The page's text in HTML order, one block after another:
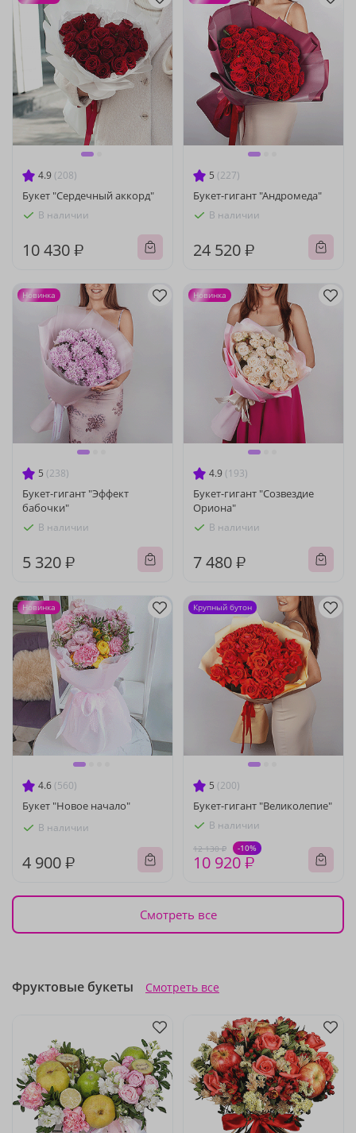
4.9 (208)
Букет "Сердечный аккорд"
В наличии
10 430 ₽
5 (227)
Букет-гигант "Андромеда"
В наличии
24 520 ₽
5 (238)
Букет-гигант "Эффект
бабочки"
В наличии
5 320 ₽
Новинка
4.9 (193)
Букет-гигант "Созвездие
Ориона"
В наличии
7 480 ₽
Новинка
4.6 (560)
Букет "Новое начало"
В наличии
4 900 ₽
Новинка
5 (200)
Букет-гигант "Великолепие"
В наличии
12 130 ₽ -10%
10 920 ₽
Крупный бутон
Смотреть все
Фруктовые букеты Смотреть все